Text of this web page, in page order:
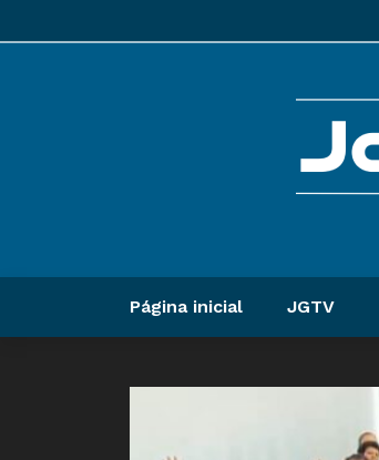
Página inicial JGTV